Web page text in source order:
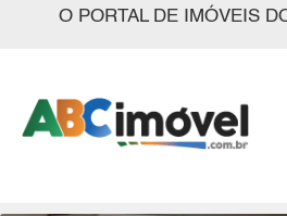
O PORTAL DE IMÓVEIS